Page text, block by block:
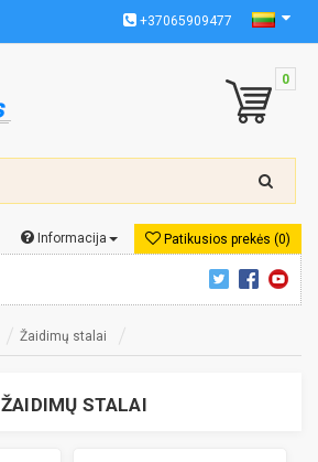
+37065909477
0
Patikusios prekės (0)
Informacija
Žaidimų stalai
ŽAIDIMŲ STALAI